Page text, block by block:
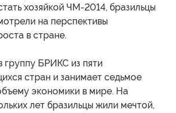
хозяйкой ЧМ-2014, бразильцы
на перспективы
в стране.
группу БРИКС из пяти
стран и занимает седьмое
экономики в мире. На
лет бразильцы жили мечтой,